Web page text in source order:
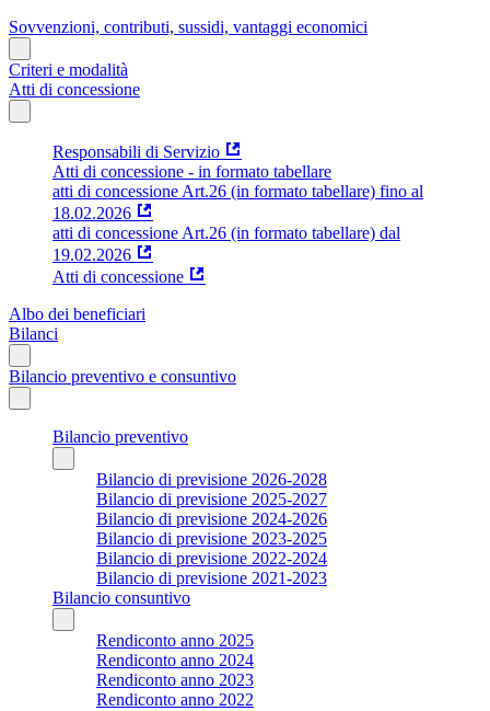
Sovvenzioni, contributi, sussidi, vantaggi economici
Criteri e modalità
Atti di concessione
Responsabili di Servizio
Atti di concessione - in formato tabellare
atti di concessione Art.26 (in formato tabellare) fino al
18.02.2026
atti di concessione Art.26 (in formato tabellare) dal
19.02.2026
Atti di concessione
Albo dei beneficiari
Bilanci
Bilancio preventivo e consuntivo
Bilancio preventivo
Bilancio di previsione 2026-2028
Bilancio di previsione 2025-2027
Bilancio di previsione 2024-2026
Bilancio di previsione 2023-2025
Bilancio di previsione 2022-2024
Bilancio di previsione 2021-2023
Bilancio consuntivo
Rendiconto anno 2025
Rendiconto anno 2024
Rendiconto anno 2023
Rendiconto anno 2022